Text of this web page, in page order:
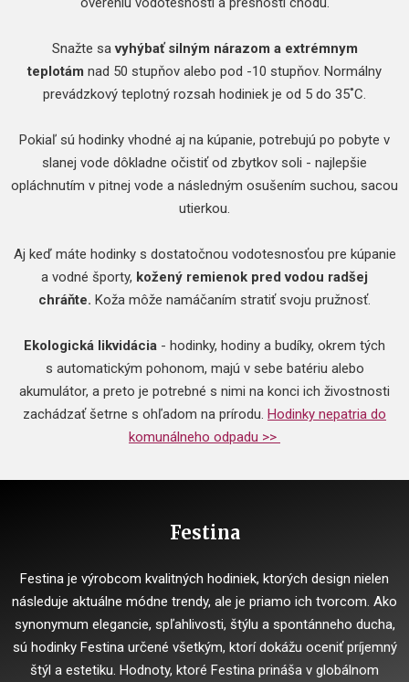
Snažte savyhýbať silným nárazom a extrémnym
teplotám nad 50 stupňov alebo pod -10 stupňov. Normálny
prevádzkový teplotný rozsah hodiniek je od 5 do 35˚C.
Pokiaľ sú hodinky vhodné aj na kúpanie, potrebujú po pobyte v
slanej vode dôkladne očistiť od zbytkov soli - najlepšie
opláchnutím v pitnej vode a následným osušením suchou, sacou
utierkou.
Aj keď máte hodinky s dostatočnou vodotesnosťou pre kúpanie
a vodné športy, kožený remienok pred vodou radšej
chráňte. Koža môže namáčaním stratiť svoju pružnosť.
Ekologická likvidácia - hodinky, hodiny a budíky, okrem tých
s automatickým pohonom, majú v sebe batériu alebo
akumulátor, a preto je potrebné s nimi na konci ich živostnosti
zachádzať šetrne s ohľadom na prírodu. Hodinky nepatria do
komunálneho odpadu >>
Festina
Festina je výrobcom kvalitných hodiniek, ktorých design nielen
následuje aktuálne módne trendy, ale je priamo ich tvorcom. Ako
synonymum elegancie, spľahlivosti, štýlu a spontánneho ducha,
sú hodinky Festina určené všetkým, ktorí dokážu oceniť príjemný
štýl a estetiku. Hodnoty, ktoré Festina prináša v globálnom